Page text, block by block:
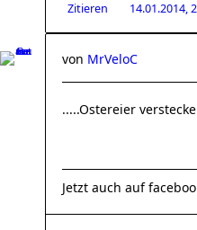
Zitieren 14.01.2014,
von MrVeloC
.....Ostereier
Jetzt auch auf